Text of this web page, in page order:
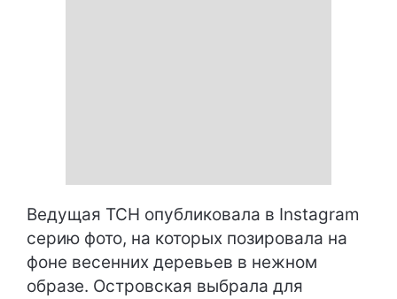
Ведущая ТСН опубликовала в Instagram
серию фото, на которых позировала на
фоне весенних деревьев в нежном
образе. Островская выбрала для